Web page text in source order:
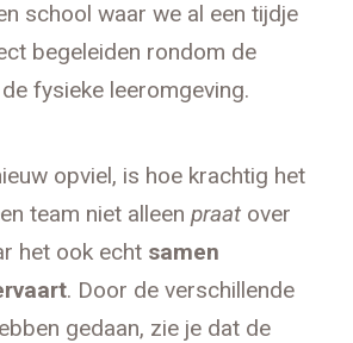
school waar we al een tijdje
begeleiden rondom de
fysieke leeromgeving.
opviel, is hoe krachtig het
team niet alleen praat over
het ook echt samen
. Door de verschillende
gedaan, zie je dat de